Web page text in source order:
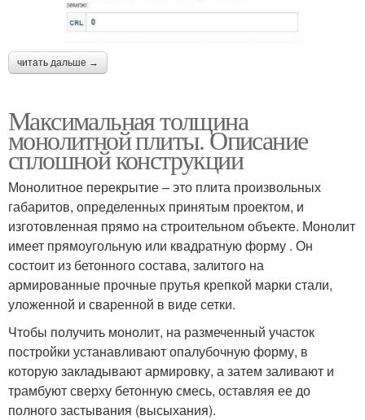
читать дальше →
Максимальная толщина
монолитной плиты. Описание
сплошной конструкции
Монолитное перекрытие – это плита произвольных
габаритов, определенных принятым проектом, и
изготовленная прямо на строительном объекте. Монолит
имеет прямоугольную или квадратную форму . Он
состоит из бетонного состава, залитого на
армированные прочные прутья крепкой марки стали,
уложенной и сваренной в виде сетки.
Чтобы получить монолит, на размеченный участок
постройки устанавливают опалубочную форму, в
которую закладывают армировку, а затем заливают и
трамбуют сверху бетонную смесь, оставляя ее до
полного застывания (высыхания).